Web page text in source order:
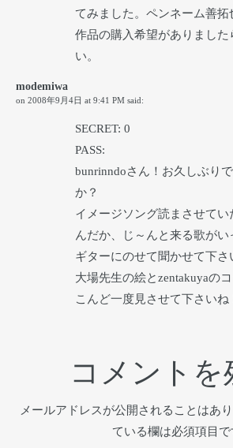
てみました。ペンネーム善拓
作品の購入希望がありました
い。
modemiwa
on 2008年9月4日 at 9:41 PM said:
SECRET: 0
PASS:
bunrinndoさん！お久しぶり
か？
イメージソング読まさせて
んだか、じ～んと来る歌が
ギターにのせて聞かせて下さ
大場先生の絵とzentakuyaの
こんど一度見させて下さいね
コメントを
メールアドレスが公開されることはあり
ている欄は必須項目で